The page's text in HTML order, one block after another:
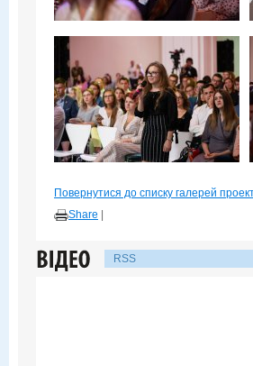
Повернутися до списку галерей
Share
RSS